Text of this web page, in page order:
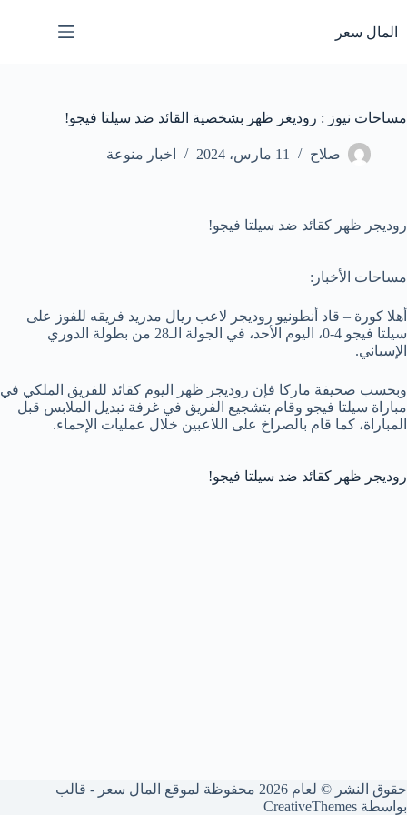
إلى
المحتوى
المال سعر
مساحات نيوز : روديغر ظهر بشخصية القائد ضد سيلتا فيجو!
صلاح 11 مارس، 2024 اخبار منوعة
روديجر ظهر كقائد ضد سيلتا فيجو!
مساحات الأخبار:
أهلا كورة – قاد أنطونيو روديجر لاعب ريال مدريد فريقه للفوز على
سيلتا فيجو 4-0، اليوم الأحد، في الجولة الـ28 من بطولة الدوري
الإسباني.
وبحسب صحيفة ماركا فإن روديجر ظهر اليوم كقائد للفريق الملكي في
مباراة سيلتا فيجو وقام بتشجيع الفريق في غرفة تبديل الملابس قبل
المباراة، كما قام بالصراخ على اللاعبين خلال عمليات الإحماء.
روديجر ظهر كقائد ضد سيلتا فيجو!
حقوق النشر © لعام 2026 محفوظة لموقع المال سعر - قالب
بواسطة CreativeThemes